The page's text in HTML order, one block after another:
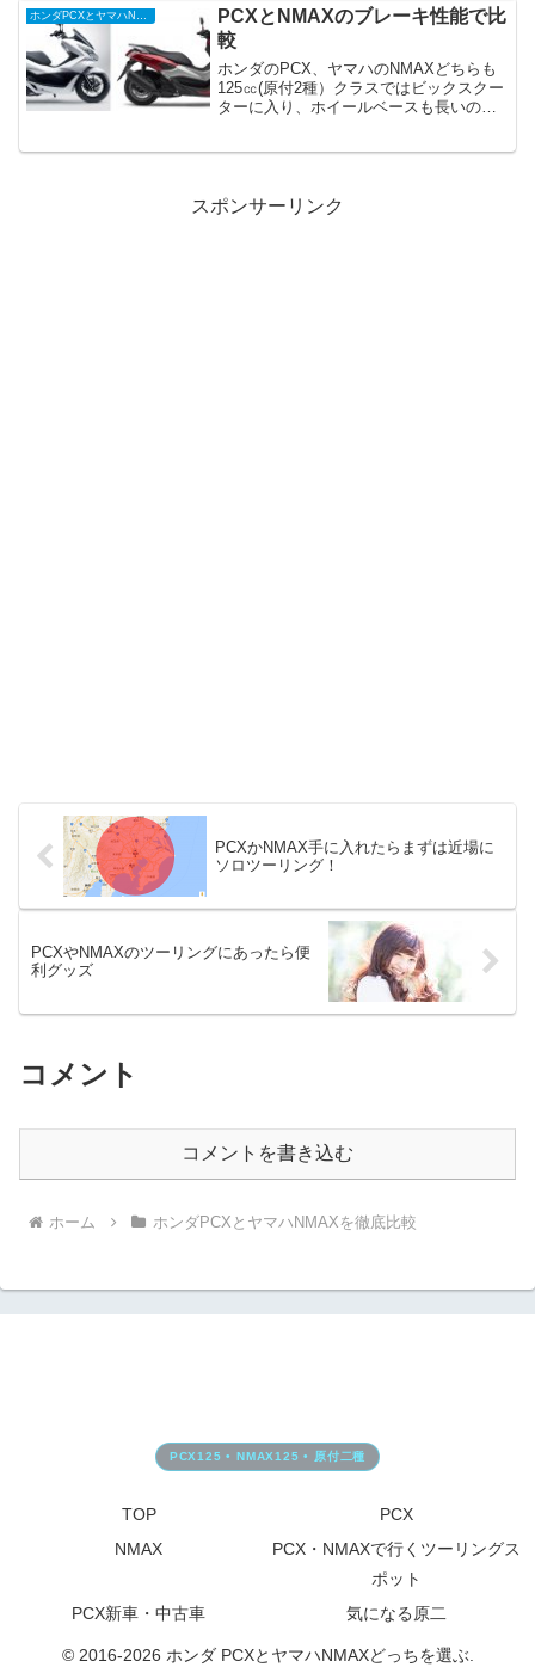
みわかれるでしょう。両車のエンジン音
とマフラー音を動画で...
ホンダPCXとヤマハNMAXを徹底比較
PCXとNMAXのブレーキ性能で比
較
ホンダのPCX、ヤマハのNMAXどちらも
125㏄(原付2種）クラスではビックスクー
ターに入り、ホイールベースも長いので
スポンサーリンク
PCXかNMAX手に入れたらまずは近場に
ソロツーリング！
PCXやNMAXのツーリングにあったら便
利グッズ
コメント
コメントを書き込む
ホーム ホンダPCXとヤマハNMAXを徹底比較
TOP
PCX
NMAX
PCX・NMAXで行くツーリングス
ポット
PCX新車・中古車
気になる原二
© 2016-2026 ホンダ PCXとヤマハNMAXどっちを選ぶ.